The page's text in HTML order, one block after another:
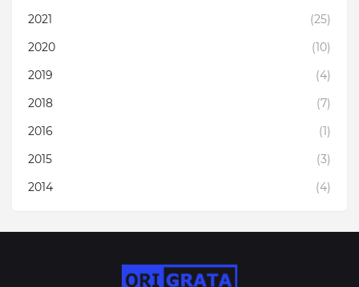
2021
(25)
2020
(10)
2019
(4)
2018
(7)
2016
(1)
2015
(3)
2014
(4)